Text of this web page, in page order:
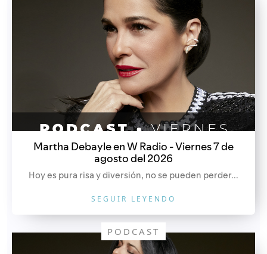
Martha Debayle en W Radio - Viernes 7 de
agosto del 2026
Hoy es pura risa y diversión, no se pueden perder...
SEGUIR LEYENDO
PODCAST